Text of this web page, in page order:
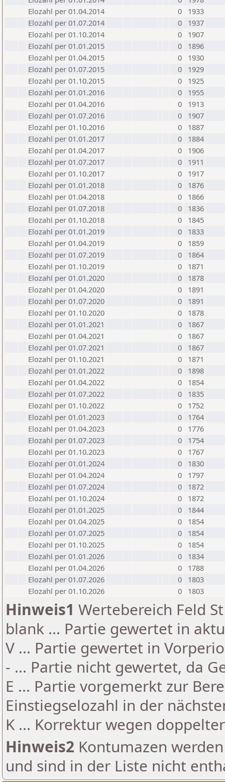
Elozahl per 01.04.2014
0
1933
Elozahl per 01.07.2014
0
1937
Elozahl per 01.10.2014
0
1907
Elozahl per 01.01.2015
0
1896
Elozahl per 01.04.2015
0
1930
Elozahl per 01.07.2015
0
1929
Elozahl per 01.10.2015
0
1925
Elozahl per 01.01.2016
0
1955
Elozahl per 01.04.2016
0
1913
Elozahl per 01.07.2016
0
1907
Elozahl per 01.10.2016
0
1887
Elozahl per 01.01.2017
0
1884
Elozahl per 01.04.2017
0
1906
Elozahl per 01.07.2017
0
1911
Elozahl per 01.10.2017
0
1917
Elozahl per 01.01.2018
0
1876
Elozahl per 01.04.2018
0
1866
Elozahl per 01.07.2018
0
1836
Elozahl per 01.10.2018
0
1845
Elozahl per 01.01.2019
0
1833
Elozahl per 01.04.2019
0
1859
Elozahl per 01.07.2019
0
1864
Elozahl per 01.10.2019
0
1871
Elozahl per 01.01.2020
0
1878
Elozahl per 01.04.2020
0
1891
Elozahl per 01.07.2020
0
1891
Elozahl per 01.10.2020
0
1878
Elozahl per 01.01.2021
0
1867
Elozahl per 01.04.2021
0
1867
Elozahl per 01.07.2021
0
1867
Elozahl per 01.10.2021
0
1871
Elozahl per 01.01.2022
0
1898
Elozahl per 01.04.2022
0
1854
Elozahl per 01.07.2022
0
1835
Elozahl per 01.10.2022
0
1752
Elozahl per 01.01.2023
0
1764
Elozahl per 01.04.2023
0
1776
Elozahl per 01.07.2023
0
1754
Elozahl per 01.10.2023
0
1767
Elozahl per 01.01.2024
0
1830
Elozahl per 01.04.2024
0
1797
Elozahl per 01.07.2024
0
1872
Elozahl per 01.10.2024
0
1872
Elozahl per 01.01.2025
0
1844
Elozahl per 01.04.2025
0
1854
Elozahl per 01.07.2025
0
1854
Elozahl per 01.10.2025
0
1854
Elozahl per 01.01.2026
0
1834
Elozahl per 01.04.2026
0
1788
Elozahl per 01.07.2026
0
1803
Elozahl per 01.10.2026
0 1803
Hinweis1 Wertebereich Feld
blank ... Partie gewertet in
V ... Partie gewertet in
- ... Partie nicht gewertet, da
E ... Partie vorgemerkt zur
Einstiegselozahl in der
K ... Korrektur wegen
Hinweis2 Kontumazen
und sind in der Liste nicht